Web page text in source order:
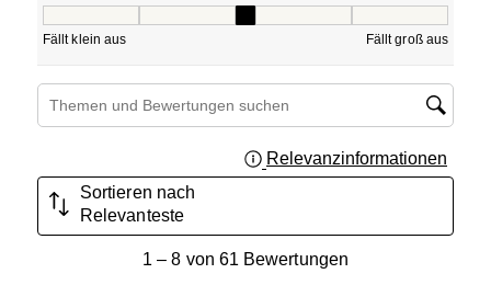
Fällt klein aus Fällt groß aus
Suchthemen und Bewertungen Suchregion
Relevanzinformationen
Sortieren nach
Relevanteste
1 – 8 von 61 Bewertungen